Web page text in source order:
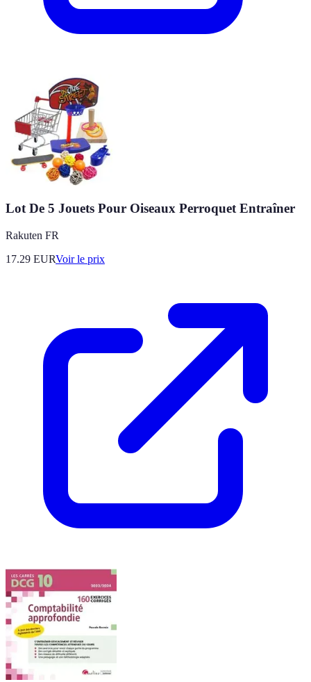
Lot De 5 Jouets Pour Oiseaux Perroquet Entraîner
Rakuten FR
17.29 EURVoir le prix